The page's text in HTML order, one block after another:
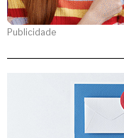
Publicidade